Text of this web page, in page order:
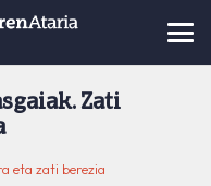
Zati
eta zati berezia